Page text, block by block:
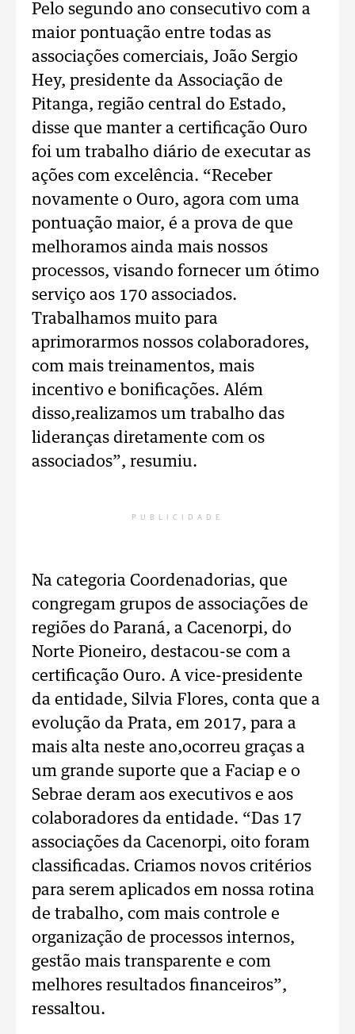
Pelo segundo ano consecutivo com a
maior pontuação entre todas as
associações comerciais, João Sergio
Hey, presidente da Associação de
Pitanga, região central do Estado,
disse que manter a certificação Ouro
foi um trabalho diário de executar as
ações com excelência. “Receber
novamente o Ouro, agora com uma
pontuação maior, é a prova de que
melhoramos ainda mais nossos
processos, visando fornecer um ótimo
serviço aos 170 associados.
Trabalhamos muito para
aprimorarmos nossos colaboradores,
com mais treinamentos, mais
incentivo e bonificações. Além
disso,realizamos um trabalho das
lideranças diretamente com os
associados”, resumiu.
PUBLICIDADE
Na categoria Coordenadorias, que
congregam grupos de associações de
regiões do Paraná, a Cacenorpi, do
Norte Pioneiro, destacou-se com a
certificação Ouro. A vice-presidente
da entidade, Silvia Flores, conta que a
evolução da Prata, em 2017, para a
mais alta neste ano,ocorreu graças a
um grande suporte que a Faciap e o
Sebrae deram aos executivos e aos
colaboradores da entidade. “Das 17
associações da Cacenorpi, oito foram
classificadas. Criamos novos critérios
para serem aplicados em nossa rotina
de trabalho, com mais controle e
organização de processos internos,
gestão mais transparente e com
melhores resultados financeiros”,
ressaltou.